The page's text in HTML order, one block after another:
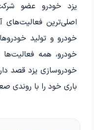
یزد خودرو عضو
اصلی‌ترین فعالیت‌های
خودرو و تولید
خودرو، همه فعالیت‌ها
باری خود را با روندی